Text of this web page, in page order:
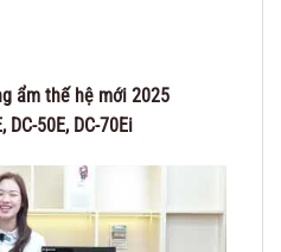
ẩm thế hệ mới 2025
DC-50E, DC-70Ei